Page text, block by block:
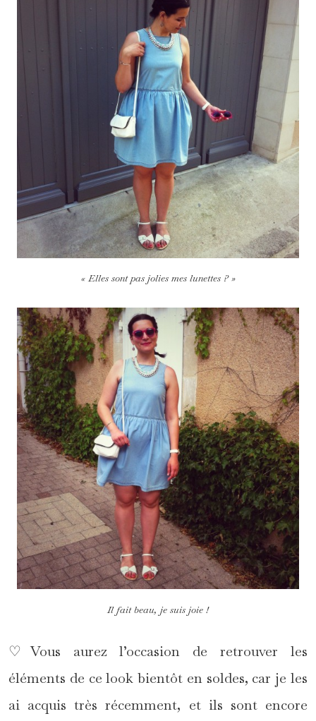
« Elles sont pas jolies mes lunettes ? »
Il fait beau, je suis joie !
♡Vous aurez l’occasion de retrouver les
éléments de ce look bientôt en soldes, car je les
ai acquis très récemment, et ils sont encore